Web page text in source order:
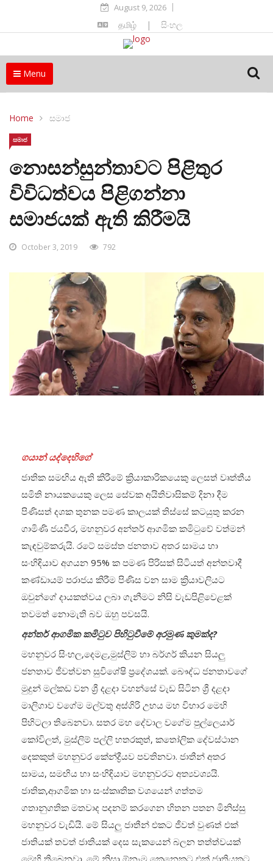
August 9, 2026
தமிழ் | සිංහල
Menu
Home සමාජ
සමාජ
නොසන්සුන්තාවට පිළිතුර
විවිධත්වය පිළිගන්නා
සමාජයක් ඇති කිරීමයි
October 3, 2019 792
ගයාන් යද්දෙහිගේ
ජාතික සමඟිය ඇති කිරීමේ ක්‍රියාකාරිකයෙකු ලෙසත් වෘත්තීය
සමිති නායකයෙකු ලෙස සේවක අයිතිවාසිකම් දිනා දීම
පිණිසත් දශක තුනක පමණ කාලයක් තිස්සේ කටයුතු කරන
ගාමිණි ජයවීර, මහනුවර අන්තර් ආගමික කමිටුවේ වත්මන්
කැඳවුම්කරුයි. රටේ සමස්ත ජනතාව අතර සාමය හා
සංහිඳියාව අගයන 95% ක පමණ පිරිසක් සිටියත් අන්තවාදී
කණ්ඩායම් පරාජය කිරීම පිණිස වන සාම ක්‍රියාවලියට
ඔවුන්ගේ දායකත්වය ලබා ගැනීමට නිසි වැඩපිළිවෙළක්
තවමත් නොමැති බව ඔහු පවසයි.
අන්තර් ආගමික කමිටුව පිහිටුවීමේ අරමුණ කුමක්ද?
මහනුවර සිංහල,දෙමළ,මුස්ලිම් හා බර්ගර් කියන සියලු
ජනතාව ජීවත්වන සුවිශේෂි ප්‍රදේශයක්. බෞද්ධ ජනතාවගේ
මුදුන් මල්කඩ වන ශ්‍රී දළදා වහන්සේ වැඩ සිටින ශ්‍රී දළදා
මාලිගාව වගේම මල්වතු අස්ගිරි උභය මහ විහාර මෙහි
පිහිටලා තිබෙනවා. සතර මහ දේවාල වගේම පුල්ලෙයාර්
කෝවිලත්, මුස්ලිම් පල්ලි හතරකුත්, කතෝලික දේවස්ථාන
දෙකකුත් මහනුවර කේන්ද්‍රීයව පවතිනවා. ජාතීන් අතර
සාමය, සමඟිය හා සංහිඳියාව මහනුවරට අත්‍යවශ්‍යයි.
ජාතික,ආගමික හා සංස්කෘතික වශයෙන් ගත්තම
ගතානුගතික මතවාද පදනම් කරගෙන හිතන පතන මිනිස්සු
මහනුවර වැඩියි. මේ සියලු ජාතීන් එකට ජීවත් වුණත් එක්
ජාතියක් තවත් ජාතියක් දෙස සැකයෙන් බලන තත්ත්වයක්